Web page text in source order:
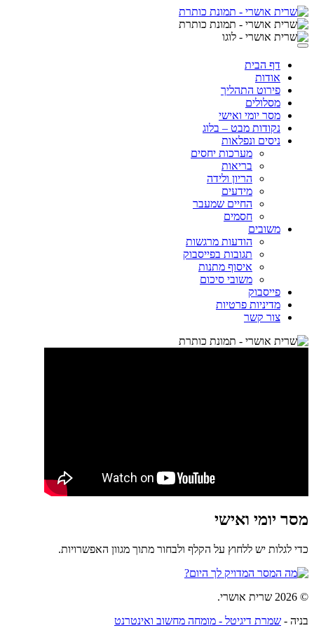
Skip
to
content
דף הבית
אודות
פירוט התהליך
מסלולים
מסר יומי ואישי
נקודות מבט – בלוג
ניסים ונפלאות
מערכות יחסים
בריאות
הריון ולידה
מידעים
החיים שמעבר
חסמים
משובים
הודעות מרגשות
תגובות בפייסבוק
איסוף מתנות
משובי סיכום
פייסבוק
מדיניות פרטיות
צור קשר
מסר יומי ואישי
כדי לגלות יש ללחוץ על הקלף ולבחור מתוך מגוון האפשרויות.
© 2026 שרית אושרי.
בניה - שמרת דיגיטל - מומחה מחשוב ואינטרנט